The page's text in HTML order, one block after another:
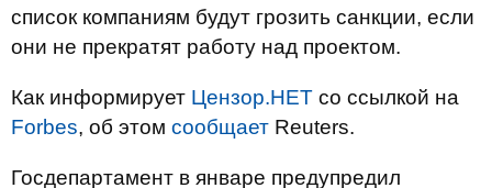
список компаниям будут грозить санкции, если
они не прекратят работу над проектом.
Как информирует Цензор.НЕТ со ссылкой на
Forbes, об этом сообщает Reuters.
Госдепартамент в январе предупредил